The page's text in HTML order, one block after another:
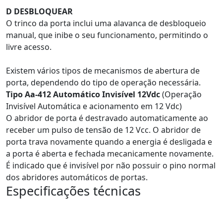
D DESBLOQUEAR
O trinco da porta inclui uma alavanca de desbloqueio
manual, que inibe o seu funcionamento, permitindo o
livre acesso.
Existem vários tipos de mecanismos de abertura de
porta, dependendo do tipo de operação necessária.
Tipo Aa-412 Automático Invisível 12Vdc(Operação
Invisível Automática e acionamento em 12 Vdc)
O abridor de porta é destravado automaticamente ao
receber um pulso de tensão de 12 Vcc. O abridor de
porta trava novamente quando a energia é desligada e
a porta é aberta e fechada mecanicamente novamente.
É indicado que é invisível por não possuir o pino normal
dos abridores automáticos de portas.
Especificações técnicas